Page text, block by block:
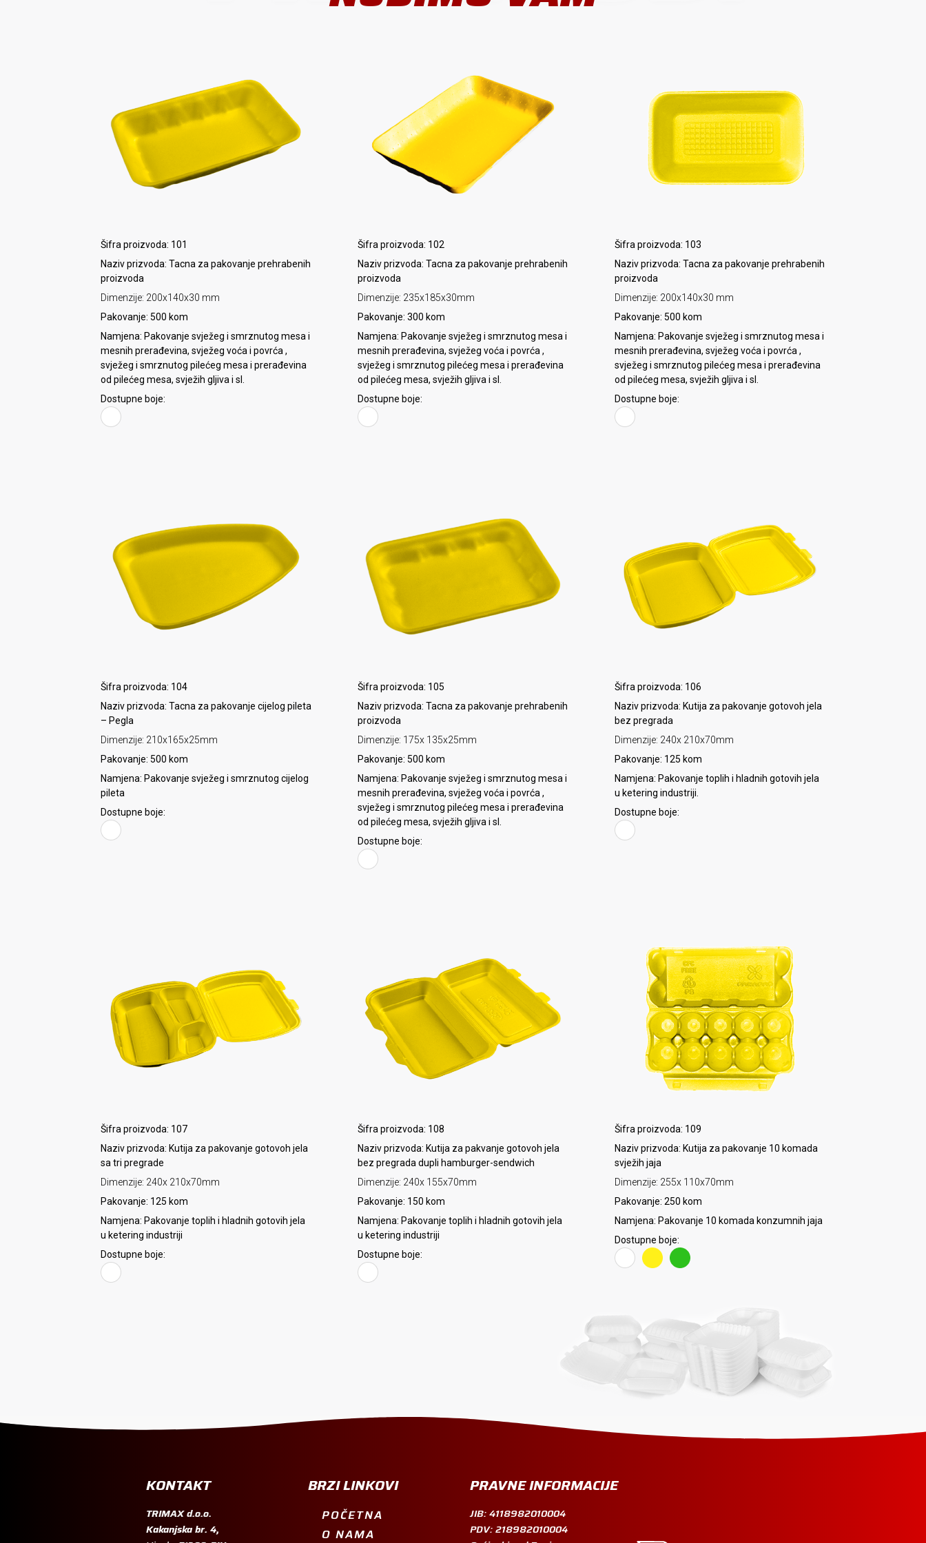
Šifra proizvoda: 101
Naziv prizvoda: Tacna za pakovanje prehrabenih
proizvoda
Dimenzije: 200x140x30 mm
Pakovanje: 500 kom
Namjena: Pakovanje svježeg i smrznutog mesa i
mesnih prerađevina, svježeg voća i povrća ,
svježeg i smrznutog pilećeg mesa i prerađevina
od pilećeg mesa, svježih gljiva i sl.
Dostupne boje:
Šifra proizvoda: 102
Naziv prizvoda: Tacna za pakovanje prehrabenih
proizvoda
Dimenzije: 235x185x30mm
Pakovanje: 300 kom
Namjena: Pakovanje svježeg i smrznutog mesa i
mesnih prerađevina, svježeg voća i povrća ,
svježeg i smrznutog pilećeg mesa i prerađevina
od pilećeg mesa, svježih gljiva i sl.
Dostupne boje:
Šifra proizvoda: 103
Naziv prizvoda: Tacna za pakovanje prehrabenih
proizvoda
Dimenzije: 200x140x30 mm
Pakovanje: 500 kom
Namjena: Pakovanje svježeg i smrznutog mesa i
mesnih prerađevina, svježeg voća i povrća ,
svježeg i smrznutog pilećeg mesa i prerađevina
od pilećeg mesa, svježih gljiva i sl.
Dostupne boje:
Šifra proizvoda: 104
Naziv prizvoda: Tacna za pakovanje cijelog pileta
– Pegla
Dimenzije: 210x165x25mm
Pakovanje: 500 kom
Namjena: Pakovanje svježeg i smrznutog cijelog
pileta
Dostupne boje:
Šifra proizvoda: 105
Naziv prizvoda: Tacna za pakovanje prehrabenih
proizvoda
Dimenzije: 175x 135x25mm
Pakovanje: 500 kom
Namjena: Pakovanje svježeg i smrznutog mesa i
mesnih prerađevina, svježeg voća i povrća ,
svježeg i smrznutog pilećeg mesa i prerađevina
od pilećeg mesa, svježih gljiva i sl.
Dostupne boje:
Šifra proizvoda: 106
Naziv prizvoda: Kutija za pakovanje gotovoh jela
bez pregrada
Dimenzije: 240x 210x70mm
Pakovanje: 125 kom
Namjena: Pakovanje toplih i hladnih gotovih jela
u ketering industriji.
Dostupne boje:
Šifra proizvoda: 107
Naziv prizvoda: Kutija za pakovanje gotovoh jela
sa tri pregrade
Dimenzije: 240x 210x70mm
Pakovanje: 125 kom
Namjena: Pakovanje toplih i hladnih gotovih jela
u ketering industriji
Dostupne boje:
Šifra proizvoda: 108
Naziv prizvoda: Kutija za pakvanje gotovoh jela
bez pregrada dupli hamburger-sendwich
Dimenzije: 240x 155x70mm
Pakovanje: 150 kom
Namjena: Pakovanje toplih i hladnih gotovih jela
u ketering industriji
Dostupne boje:
Šifra proizvoda: 109
Naziv prizvoda: Kutija za pakovanje 10 komada
svježih jaja
Dimenzije: 255x 110x70mm
Pakovanje: 250 kom
Namjena: Pakovanje 10 komada konzumnih jaja
Dostupne boje:
KONTAKT
TRIMAX d.o.o.
Kakanjska br. 4,
BRZI LINKOVI
POČETNA
O NAMA
PRAVNE INFORMACIJE
JIB: 4118982010004
PDV: 218982010004